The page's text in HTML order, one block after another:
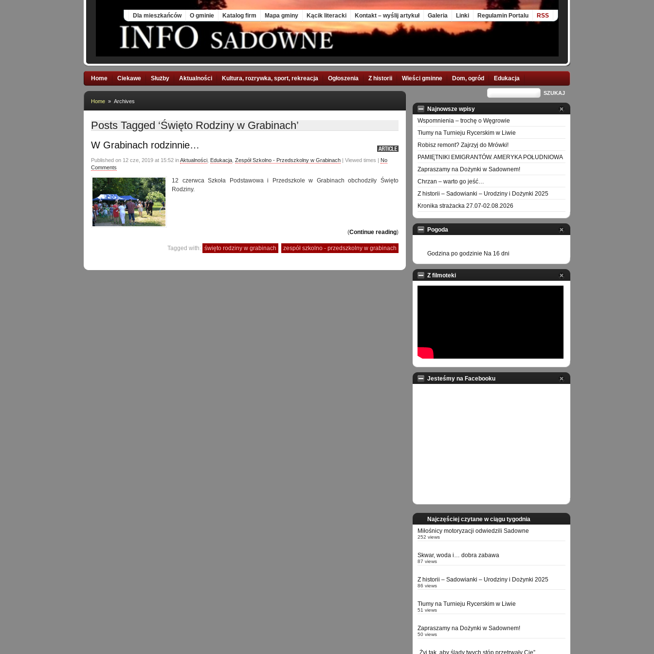
Dla mieszkańców O gminie Katalog firm Mapa gminy Kącik literacki Kontakt – wyślij artykuł Galeria Linki Regulamin Portalu RSS
Home Ciekawe Służby Aktualności Kultura, rozrywka, sport, rekreacja Ogłoszenia Z historii Wieści gminne Dom, ogród Edukacja
Home » Archives
Posts Tagged ‘Święto Rodziny w Grabinach’
W Grabinach rodzinnie…
Published on 12 cze, 2019 at 15:52 inAktualności Edukacja Zespół Szkolno - Przedszkolny w Grabinach | Viewed times | No
Comments
12 czerwca Szkoła Podstawowa i Przedszkole w Grabinach obchodziły Święto
Rodziny.
(Continue reading)
Tagged with: święto rodziny w grabinach zespół szkolno - przedszkolny w grabinach
Najnowsze wpisy
Wspomnienia – trochę o Węgrowie
Tłumy na Turnieju Rycerskim w Liwie
Robisz remont? Zajrzyj do Mrówki!
PAMIĘTNIKI EMIGRANTÓW. AMERYKA POŁUDNIOWA
Zapraszamy na Dożynki w Sadownem!
Chrzan – warto go jeść…
Z historii – Sadowianki – Urodziny i Dożynki 2025
Kronika strażacka 27.07-02.08.2026
Pogoda
Godzina po godzinie Na 16 dni
Z filmoteki
Jesteśmy na Facebooku
Najczęściej czytane w ciągu tygodnia
Miłośnicy motoryzacji odwiedzili Sadowne
252 views
Skwar, woda i… dobra zabawa
87 views
Z historii – Sadowianki – Urodziny i Dożynki 2025
86 views
Tłumy na Turnieju Rycerskim w Liwie
51 views
Zapraszamy na Dożynki w Sadownem!
50 views
„Żyj tak, aby ślady twych stóp przetrwały Cię”